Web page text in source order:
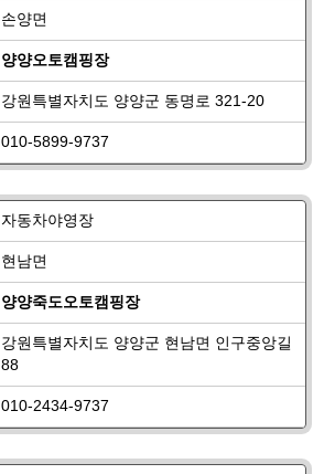
손양면
양양오토캠핑장
강원특별자치도 양양군 동명로 321-20
010-5899-9737
자동차야영장
현남면
양양죽도오토캠핑장
강원특별자치도 양양군 현남면 인구중앙길
88
010-2434-9737